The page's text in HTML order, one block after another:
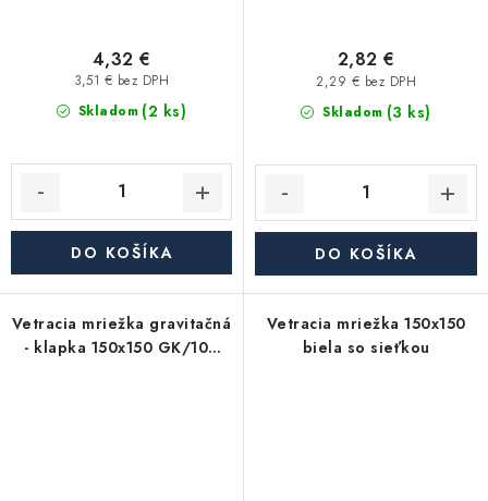
Skladom (2 ks)
3,51 € bez DPH
4,32 €
DO KOŠÍKA
Skladom (3 ks)
2,29 € bez DPH
2,82 €
DO KOŠÍKA
Vetracia mriežka gravitačná
- klapka 150x150 GK/100
Vetracia mriežka 150x150
biela so sieťkou